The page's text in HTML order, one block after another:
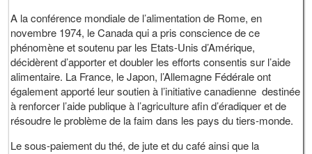
A la conférence mondiale de l’alimentation de Rome, en
novembre 1974, le Canada qui a pris conscience de ce
phénomène et soutenu par les Etats-Unis d’Amérique,
décidèrent d’apporter et doubler les efforts consentis sur l’aide
alimentaire. La France, le Japon, l’Allemagne Fédérale ont
également apporté leur soutien à l’initiative canadienne destinée
à renforcer l’aide publique à l’agriculture afin d’éradiquer et de
résoudre le problème de la faim dans les pays du tiers-monde.
Le sous-paiement du thé, de jute et du café ainsi que la